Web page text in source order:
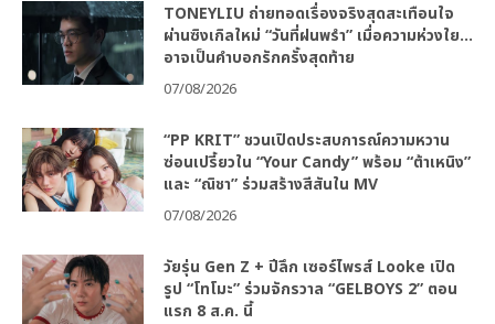
TONEYLIU ถ่ายทอดเรื่องจริงสุดสะเทือนใจ
ผ่านซิงเกิลใหม่ “วันที่ฝนพรำ” เมื่อความห่วงใย…
อาจเป็นคำบอกรักครั้งสุดท้าย
07/08/2026
“PP KRIT” ชวนเปิดประสบการณ์ความหวาน
ซ่อนเปรี้ยวใน “Your Candy” พร้อม “ต้าเหนิง”
และ “ณิชา” ร่วมสร้างสีสันใน MV
07/08/2026
วัยรุ่น Gen Z + ปีลึก เซอร์ไพรส์ Looke เปิด
รูป “โทโมะ” ร่วมจักรวาล “GELBOYS 2” ตอน
แรก 8 ส.ค. นี้